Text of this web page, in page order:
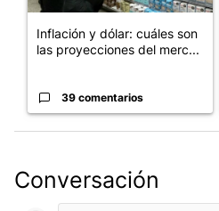
Inflación y dólar: cuáles son
las proyecciones del merc...
39 comentarios
Conversación